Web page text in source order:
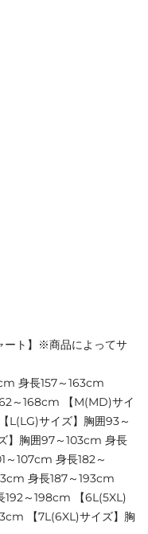
ート】※商品によってサ
身長157～163cm
～168cm 【M(MD)サイ
L(LG)サイズ】胸囲93～
】胸囲97～103cm 身長
～107cm 身長182～
身長187～193cm
192～198cm 【6L(5XL)
【7L(6XL)サイズ】胸